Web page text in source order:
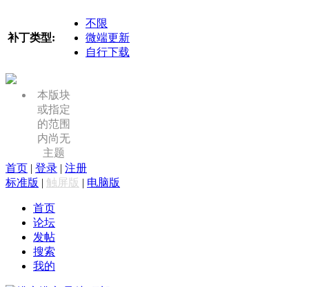
补丁类型:
不限
微端更新
自行下载
本版块
或指定
的范围
内尚无
主题
首页 | 登录 | 注册
标准版 | 触屏版 | 电脑版
首页
论坛
发帖
搜索
我的